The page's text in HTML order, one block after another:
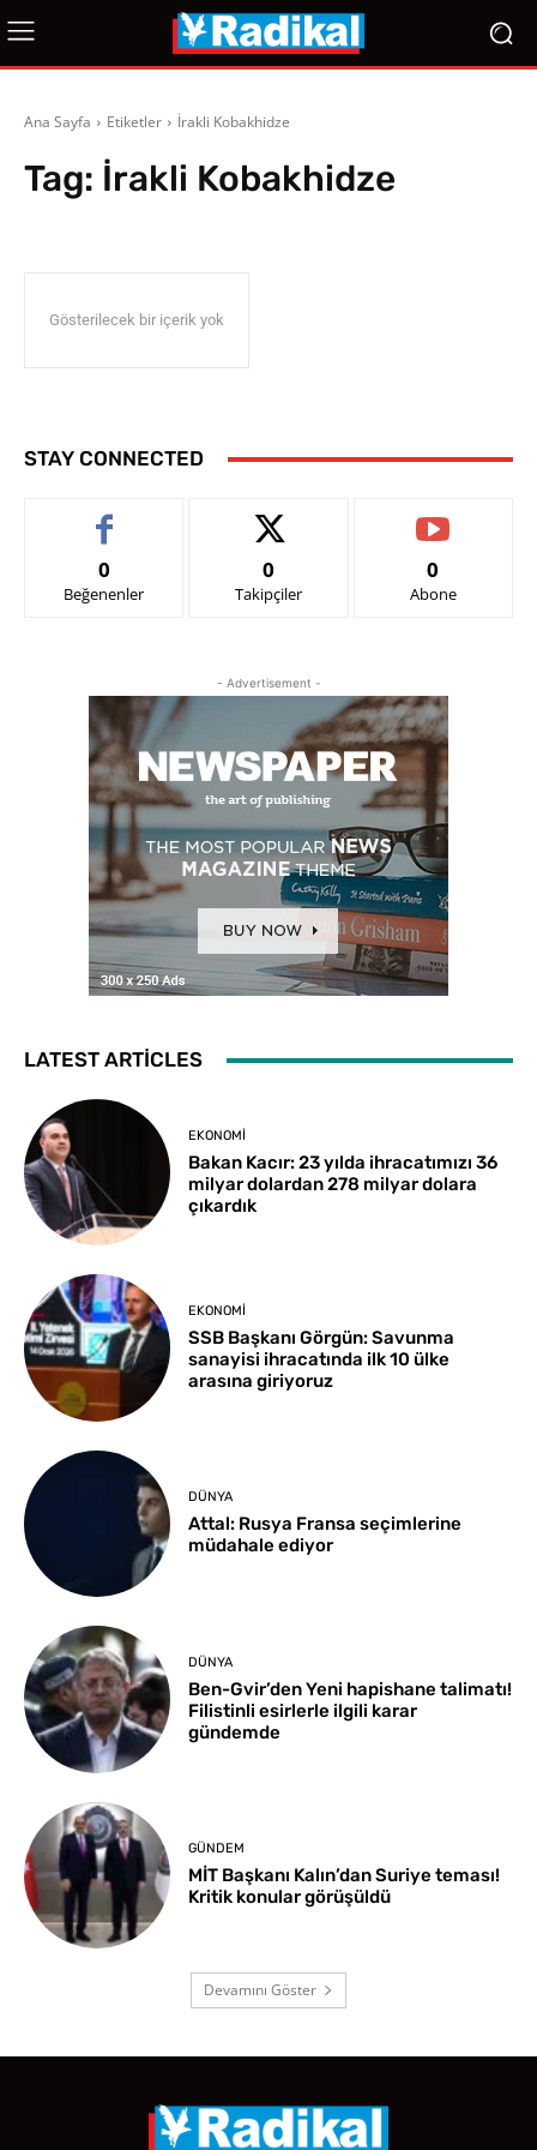
Ana Sayfa Etiketler İrakli Kobakhidze
Tag: İrakli Kobakhidze
Gösterilecek bir içerik yok
STAY CONNECTED
0
Beğenenler
0
Takipçiler
0
Abone
- Advertisement -
LATEST ARTICLES
EKONOMI
Bakan Kacır: 23 yılda ihracatımızı 36
milyar dolardan 278 milyar dolara
çıkardık
EKONOMI
SSB Başkanı Görgün: Savunma
sanayisi ihracatında ilk 10 ülke
arasına giriyoruz
DÜNYA
Attal: Rusya Fransa seçimlerine
müdahale ediyor
DÜNYA
Ben-Gvir’den Yeni hapishane talimatı!
Filistinli esirlerle ilgili karar
gündemde
GÜNDEM
MİT Başkanı Kalın’dan Suriye teması!
Kritik konular görüşüldü
Devamını Göster